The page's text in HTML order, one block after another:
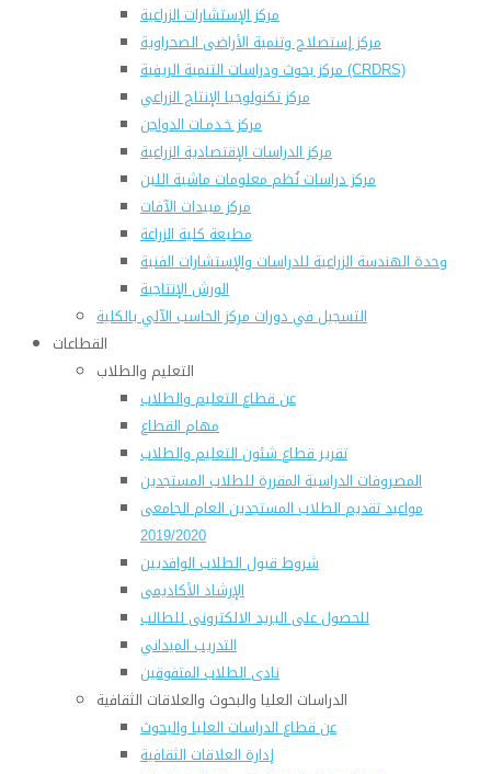
مركز الإستشارات الزراعية
مركز إستصلاح وتنمية الأراضى الصحراوية
مركز بحوث ودراسات التنمية الريفية (CRDRS)
مركز تكنولوجيا الإنتاج الزراعي
مركز خـدمـات الدواجن
مركز الدراسات الإقتصادية الزراعية
مركز دراسات نُظم معلومات ماشية اللبن
مركز مبيدات الآفات
مطبعة كلية الزراعة
وحدة الهندسة الزراعية للدراسات والإستشارات الفنية
الورش الإنتاجية
التسجيل في دورات مركز الحاسب الآلي بالكلية
القطاعات
التعليم والطلاب
عن قطاع التعليم والطلاب
مهام القطاع
تقرير قطاع شئون التعليم والطلاب
المصروفات الدراسية المقررة للطلاب المستجدين
مواعيد تقديم الطلاب المستجدين العام الجامعى
2019/2020
شروط قبول الطلاب الوافديين
الإرشاد الأكاديمى
للحصول على البريد الالكترونى للطالب
التدريب الميداني
نادى الطلاب المتفوقين
الدراسات العليا والبحوث والعلاقات الثقافية
عن قطاع الدراسات العليا والبحوث
إدارة العلاقات الثقافية